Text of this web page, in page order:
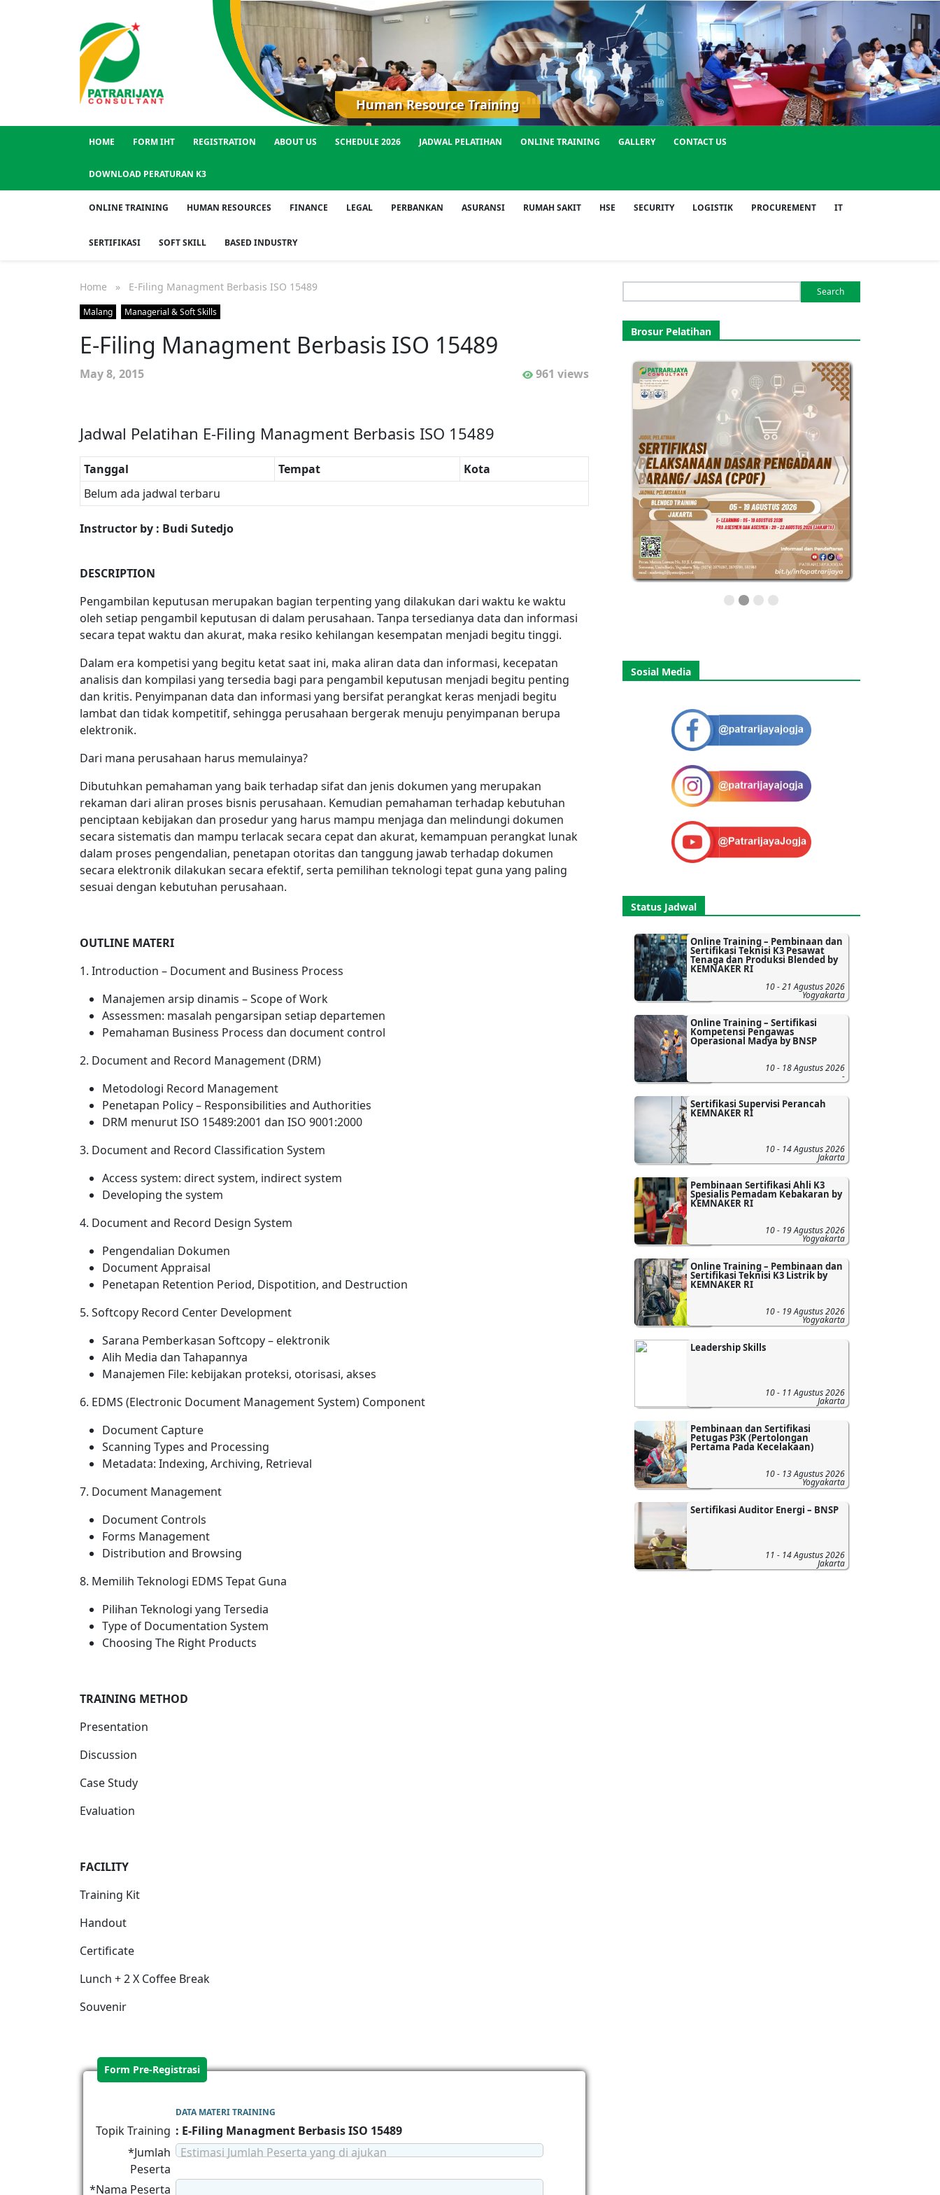
Human Resource Training
HOME FORM IHT REGISTRATION ABOUT US SCHEDULE 2026 JADWAL PELATIHAN ONLINE TRAINING GALLERY CONTACT US
DOWNLOAD PERATURAN K3
ONLINE TRAINING HUMAN RESOURCES FINANCE LEGAL PERBANKAN ASURANSI RUMAH SAKIT HSE SECURITY LOGISTIK PROCUREMENT IT
SERTIFIKASI SOFT SKILL BASED INDUSTRY
Home » E-Filing Managment Berbasis ISO 15489
Malang Managerial & Soft Skills
E-Filing Managment Berbasis ISO 15489
May 8, 2015 961 views
Jadwal Pelatihan E-Filing Managment Berbasis ISO 15489
Tanggal Tempat
Kota
Belum ada jadwal terbaru
Instructor by : Budi Sutedjo
DESCRIPTION
Pengambilan keputusan merupakan bagian terpenting yang dilakukan dari waktu ke waktu
oleh setiap pengambil keputusan di dalam perusahaan. Tanpa tersedianya data dan informasi
secara tepat waktu dan akurat, maka resiko kehilangan kesempatan menjadi begitu tinggi.
Dalam era kompetisi yang begitu ketat saat ini, maka aliran data dan informasi, kecepatan
analisis dan kompilasi yang tersedia bagi para pengambil keputusan menjadi begitu penting
dan kritis. Penyimpanan data dan informasi yang bersifat perangkat keras menjadi begitu
lambat dan tidak kompetitif, sehingga perusahaan bergerak menuju penyimpanan berupa
elektronik.
Dari mana perusahaan harus memulainya?
Dibutuhkan pemahaman yang baik terhadap sifat dan jenis dokumen yang merupakan
rekaman dari aliran proses bisnis perusahaan. Kemudian pemahaman terhadap kebutuhan
penciptaan kebijakan dan prosedur yang harus mampu menjaga dan melindungi dokumen
secara sistematis dan mampu terlacak secara cepat dan akurat, kemampuan perangkat lunak
dalam proses pengendalian, penetapan otoritas dan tanggung jawab terhadap dokumen
secara elektronik dilakukan secara efektif, serta pemilihan teknologi tepat guna yang paling
sesuai dengan kebutuhan perusahaan.
OUTLINE MATERI
1. Introduction – Document and Business Process
Manajemen arsip dinamis – Scope of Work
Assessmen: masalah pengarsipan setiap departemen
Pemahaman Business Process dan document control
2. Document and Record Management (DRM)
Metodologi Record Management
Penetapan Policy – Responsibilities and Authorities
DRM menurut ISO 15489:2001 dan ISO 9001:2000
3. Document and Record Classification System
Access system: direct system, indirect system
Developing the system
4. Document and Record Design System
Pengendalian Dokumen
Document Appraisal
Penetapan Retention Period, Dispotition, and Destruction
5. Softcopy Record Center Development
Sarana Pemberkasan Softcopy – elektronik
Alih Media dan Tahapannya
Manajemen File: kebijakan proteksi, otorisasi, akses
6. EDMS (Electronic Document Management System) Component
Document Capture
Scanning Types and Processing
Metadata: Indexing, Archiving, Retrieval
7. Document Management
Document Controls
Forms Management
Distribution and Browsing
8. Memilih Teknologi EDMS Tepat Guna
Pilihan Teknologi yang Tersedia
Type of Documentation System
Choosing The Right Products
TRAINING METHOD
Presentation
Discussion
Case Study
Evaluation
FACILITY
Training Kit
Handout
Certificate
Lunch + 2 X Coffee Break
Souvenir
Form Pre-Registrasi
DATA MATERI TRAINING
Topik Training : E-Filing Managment Berbasis ISO 15489
*Jumlah
Peserta
Estimasi Jumlah Peserta yang di ajukan
*Nama Peserta
for:
Brosur Pelatihan
Sosial Media
Status Jadwal
Online Training – Pembinaan dan
Sertifikasi Teknisi K3 Pesawat
Tenaga dan Produksi Blended by
KEMNAKER RI
10 - 21 Agustus 2026
Yogyakarta
Online Training – Sertifikasi
Kompetensi Pengawas
Operasional Madya by BNSP
10 - 18 Agustus 2026
-
Sertifikasi Supervisi Perancah
KEMNAKER RI
10 - 14 Agustus 2026
Jakarta
Pembinaan Sertifikasi Ahli K3
Spesialis Pemadam Kebakaran by
KEMNAKER RI
10 - 19 Agustus 2026
Yogyakarta
Online Training – Pembinaan dan
Sertifikasi Teknisi K3 Listrik by
KEMNAKER RI
10 - 19 Agustus 2026
Yogyakarta
Leadership Skills
10 - 11 Agustus 2026
Jakarta
Pembinaan dan Sertifikasi
Petugas P3K (Pertolongan
Pertama Pada Kecelakaan)
10 - 13 Agustus 2026
Yogyakarta
Sertifikasi Auditor Energi – BNSP
11 - 14 Agustus 2026
Jakarta